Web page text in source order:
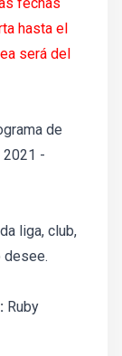
hasta el
será del
de
2021 -
liga, club,
desee.
Ruby